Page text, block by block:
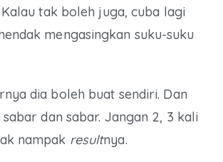
tak boleh juga, cuba lagi
mengasingkan suku-suku
dia boleh buat sendiri. Dan
dan sabar. Jangan 2, 3 kali
nampak resultnya.